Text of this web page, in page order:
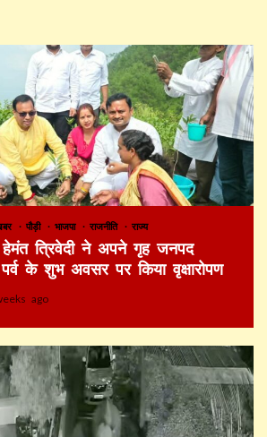
पौड़ी भाजपा राजनीति राज्य
त्रिवेदी ने अपने गृह जनपद
के शुभ अवसर पर किया वृक्षारोपण
ago